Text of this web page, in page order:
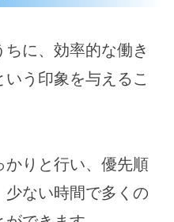
に、効率的な働き
う印象を与えるこ
りと行い、優先順
ない時間で多くの